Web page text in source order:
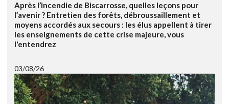
Après l’incendie de Biscarrosse, quelles leçons pour
l’avenir ? Entretien des forêts, débroussaillement et
moyens accordés aux secours : les élus appellent à tirer
les enseignements de cette crise majeure, vous
l'entendrez
03/08/26